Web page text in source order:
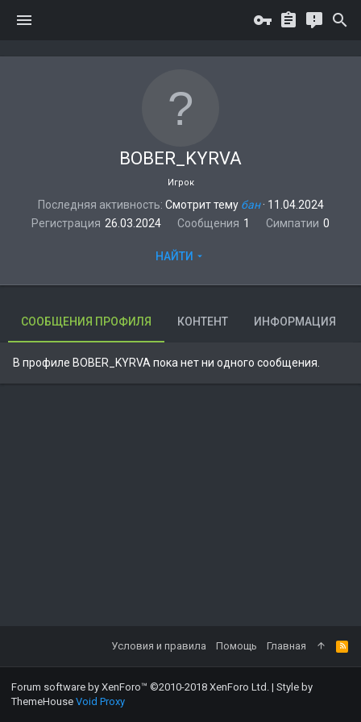
BOBER_KYRVA
Игрок
Последняя активность Смотрит тему бан · 11.04.2024
Регистрация 26.03.2024 Сообщения 1 Симпатии 0
НАЙТИ
СООБЩЕНИЯ ПРОФИЛЯ КОНТЕНТ ИНФОРМАЦИЯ
В профиле BOBER_KYRVA пока нет ни одного сообщения.
Условия и правила Помощь Главная
Forum software by XenForo™ ©2010-2018 XenForo Ltd. | Style by
ThemeHouse Void Proxy